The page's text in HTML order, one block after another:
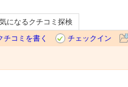
気になるクチコミ探検
チコミを書く
チェックイン